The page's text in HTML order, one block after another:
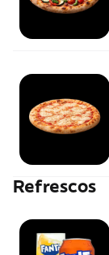
Refrescos